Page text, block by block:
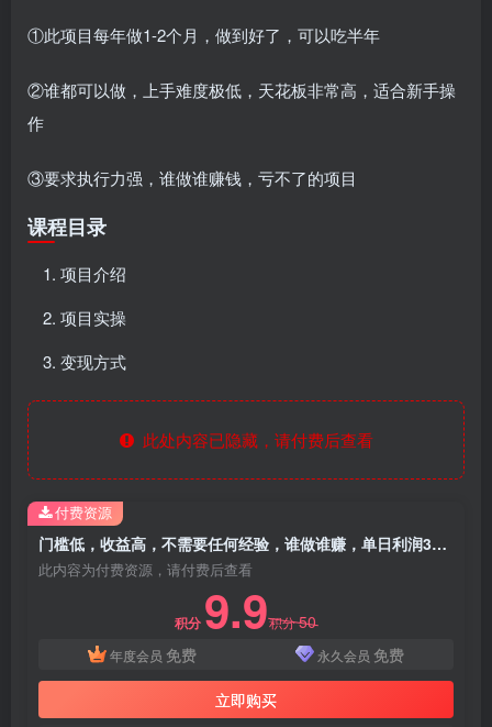
①此项目每年做1-2个月，做到好了，可以吃半年
②谁都可以做，上手难度极低，天花板非常高，适合新手操
作
③要求执行力强，谁做谁赚钱，亏不了的项目
课程目录
项目介绍
项目实操
变现方式
此处内容已隐藏，请付费后查看
门槛低，收益高，不需要任何经验，谁做谁赚，单日利润3000+
此内容为付费资源，请付费后查看
积分 9.9积分50
年度会员 免费 永久会员 免费
立即购买
付费资源